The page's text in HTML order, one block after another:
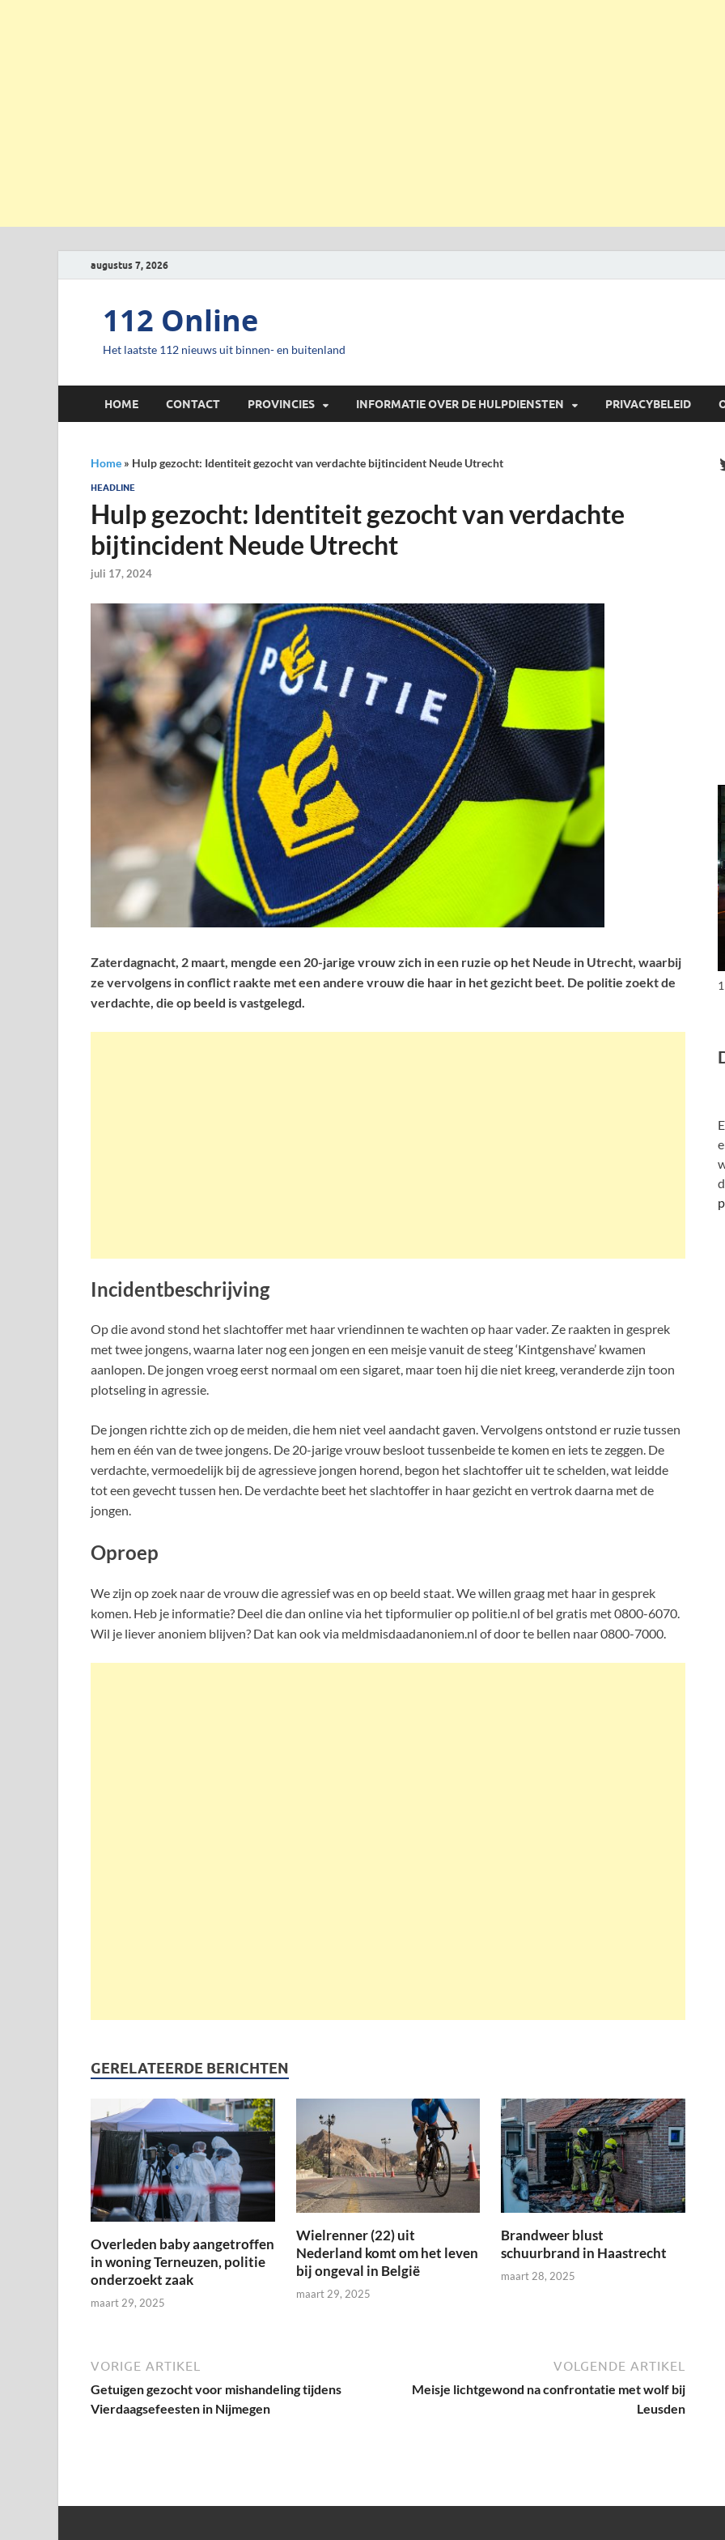
augustus 7, 2026
112 Online
Het laatste 112 nieuws uit binnen- en buitenland
HOME CONTACT PROVINCIES INFORMATIE OVER DE HULPDIENSTEN PRIVACYBELEID
Home » Hulp gezocht: Identiteit gezocht van verdachte bijtincident Neude Utrecht
HEADLINE
Hulp gezocht: Identiteit gezocht van verdachte
bijtincident Neude Utrecht
juli 17, 2024
Zaterdagnacht, 2 maart, mengde een 20-jarige vrouw zich in een ruzie op het Neude in Utrecht, waarbij
ze vervolgens in conflict raakte met een andere vrouw die haar in het gezicht beet. De politie zoekt de
verdachte, die op beeld is vastgelegd.
Incidentbeschrijving
Op die avond stond het slachtoffer met haar vriendinnen te wachten op haar vader. Ze raakten in gesprek
met twee jongens, waarna later nog een jongen en een meisje vanuit de steeg ‘Kintgenshave’ kwamen
aanlopen. De jongen vroeg eerst normaal om een sigaret, maar toen hij die niet kreeg, veranderde zijn toon
plotseling in agressie.
De jongen richtte zich op de meiden, die hem niet veel aandacht gaven. Vervolgens ontstond er ruzie tussen
hem en één van de twee jongens. De 20-jarige vrouw besloot tussenbeide te komen en iets te zeggen. De
verdachte, vermoedelijk bij de agressieve jongen horend, begon het slachtoffer uit te schelden, wat leidde
tot een gevecht tussen hen. De verdachte beet het slachtoffer in haar gezicht en vertrok daarna met de
jongen.
Oproep
We zijn op zoek naar de vrouw die agressief was en op beeld staat. We willen graag met haar in gesprek
komen. Heb je informatie? Deel die dan online via het tipformulier op politie.nl of bel gratis met 0800-6070.
Wil je liever anoniem blijven? Dat kan ook via meldmisdaadanoniem.nl of door te bellen naar 0800-7000.
GERELATEERDE BERICHTEN
Overleden baby aangetroffen
in woning Terneuzen, politie
onderzoekt zaak
maart 29, 2025
Wielrenner (22) uit
Nederland komt om het leven
bij ongeval in België
maart 29, 2025
Brandweer blust
schuurbrand in Haastrecht
maart 28, 2025
VORIGE ARTIKEL
Getuigen gezocht voor mishandeling tijdens
Vierdaagsefeesten in Nijmegen
VOLGENDE ARTIKEL
Meisje lichtgewond na confrontatie met wolf bij
Leusden